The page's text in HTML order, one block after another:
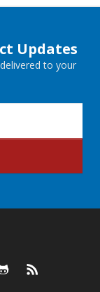
Updates
to your